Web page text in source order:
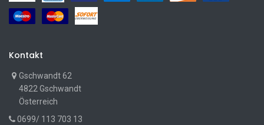
Kontakt
Gschwandt 62
4822 Gschwandt
Österreich
0699/ 113 703 13